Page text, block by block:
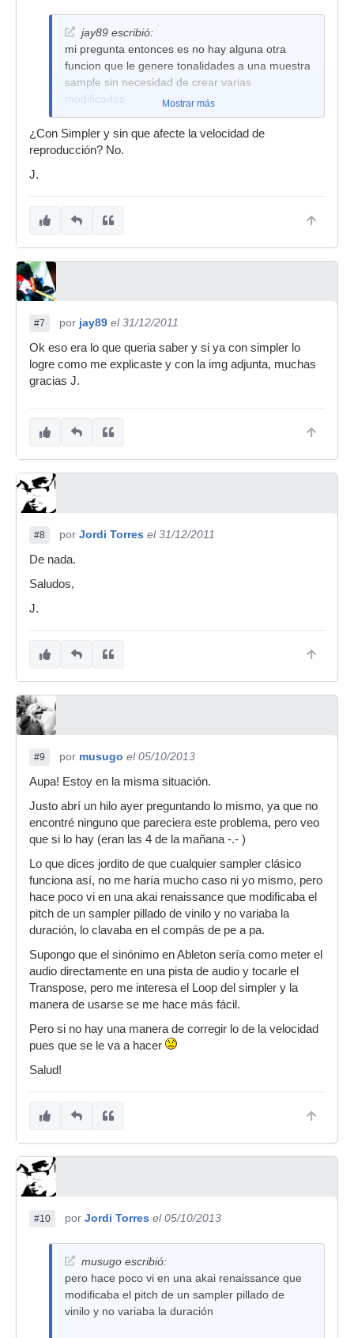
jay89 escribió:
mi pregunta entonces es no hay alguna otra
funcion que le genere tonalidades a una muestra
sample sin necesidad de crear varias
modificadas
Mostrar más
¿Con Simpler y sin que afecte la velocidad de
reproducción? No.
J.
#7 por jay89 el 31/12/2011
Ok eso era lo que queria saber y si ya con simpler lo
logre como me explicaste y con la img adjunta, muchas
gracias J.
#8 por Jordi Torres el 31/12/2011
De nada.
Saludos,
J.
#9 por musugo el 05/10/2013
Aupa! Estoy en la misma situación.
Justo abrí un hilo ayer preguntando lo mismo, ya que no
encontré ninguno que pareciera este problema, pero veo
que si lo hay (eran las 4 de la mañana -.- )
Lo que dices jordito de que cualquier sampler clásico
funciona así, no me haría mucho caso ni yo mismo, pero
hace poco vi en una akai renaissance que modificaba el
pitch de un sampler pillado de vinilo y no variaba la
duración, lo clavaba en el compás de pe a pa.
Supongo que el sinónimo en Ableton sería como meter el
audio directamente en una pista de audio y tocarle el
Transpose, pero me interesa el Loop del simpler y la
manera de usarse se me hace más fácil.
Pero si no hay una manera de corregir lo de la velocidad
pues que se le va a hacer
Salud!
#10 por Jordi Torres el 05/10/2013
musugo escribió:
pero hace poco vi en una akai renaissance que
modificaba el pitch de un sampler pillado de
vinilo y no variaba la duración